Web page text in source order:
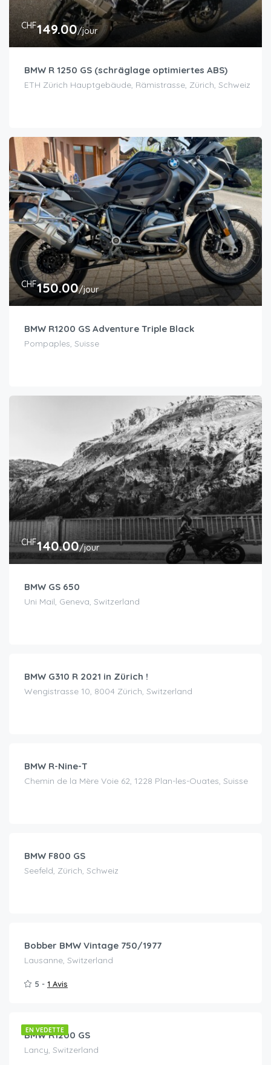
CHF149.00/jour
BMW R 1250 GS (schräglage optimiertes ABS)
ETH Zürich Hauptgebäude, Rämistrasse, Zürich, Schweiz
CHF150.00/jour
BMW R1200 GS Adventure Triple Black
Pompaples, Suisse
CHF140.00/jour
BMW GS 650
Uni Mail, Geneva, Switzerland
BMW G310 R 2021 in Zürich !
Wengistrasse 10, 8004 Zürich, Switzerland
BMW R-Nine-T
Chemin de la Mère Voie 62, 1228 Plan-les-Ouates, Suisse
BMW F800 GS
Seefeld, Zürich, Schweiz
Bobber BMW Vintage 750/1977
Lausanne, Switzerland
5 - 1 Avis
EN VEDETTE
CHF
BMW R1200 GS
Lancy, Switzerland